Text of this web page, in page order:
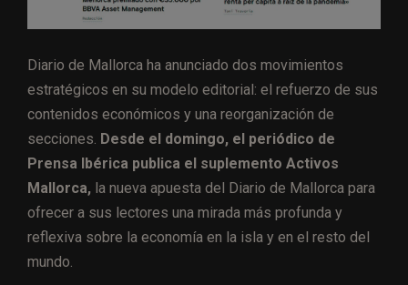
Diario de Mallorca ha anunciado dos movimientos
estratégicos en su modelo editorial: el refuerzo de sus
contenidos económicos y una reorganización de
secciones. Desde el domingo, el periódico de
Prensa Ibérica publica el suplemento Activos
Mallorca, la nueva apuesta del Diario de Mallorca para
ofrecer a sus lectores una mirada más profunda y
reflexiva sobre la economía en la isla y en el resto del
mundo.